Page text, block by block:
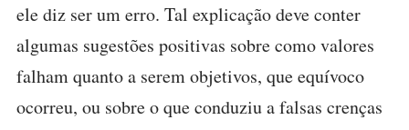
ele diz ser um erro. Tal explicação deve conter
algumas sugestões positivas sobre como valores
falham quanto a serem objetivos, que equívoco
ocorreu, ou sobre o que conduziu a falsas crenças